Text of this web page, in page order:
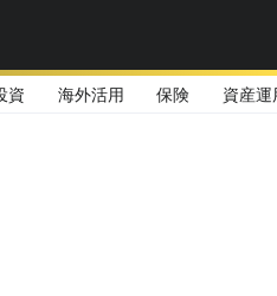
資 海外活用 保険 資産運